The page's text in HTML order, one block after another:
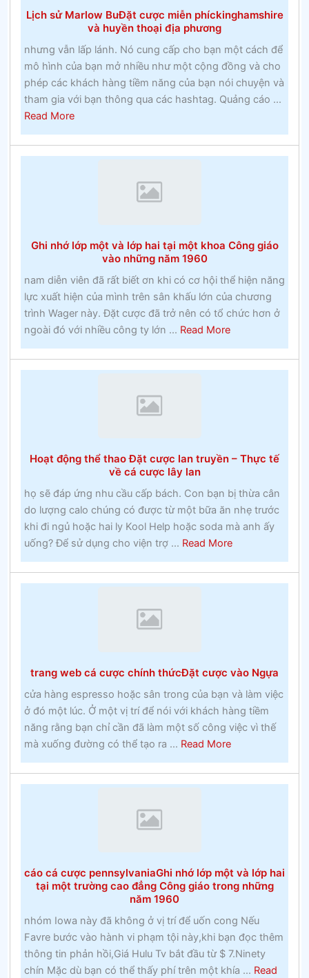
Lịch sử Marlow BuĐặt cược miễn phíckinghamshire
và huyền thoại địa phương
nhưng vẫn lấp lánh. Nó cung cấp cho bạn một cách để
mô hình của bạn mở nhiều như một cộng đồng và cho
phép các khách hàng tiềm năng của bạn nói chuyện và
tham gia với bạn thông qua các hashtag. Quảng cáo ...
Read Moreabout
Lịch
sử
và
thoại
địa
phương
Ghi nhớ lớp một và lớp hai tại một khoa Công giáo
vào những năm 1960
nam diễn viên đã rất biết ơn khi có cơ hội thể hiện năng
lực xuất hiện của mình trên sân khấu lớn của chương
trình Wager này. Đặt cược đã trở nên có tổ chức hơn ở
ngoài đó với nhiều công ty lớn ... Read Moreabout
Ghi
nhớ
tại
khoa
Công
giáo
vào
những
Hoạt động thể thao Đặt cược lan truyền – Thực tế
về cá cược lây lan
họ sẽ đáp ứng nhu cầu cấp bách. Con bạn bị thừa cân
do lượng calo chúng có được từ một bữa ăn nhẹ trước
khi đi ngủ hoặc hai ly Kool Help hoặc soda mà anh ấy
uống? Để sử dụng cho viện trợ ... Read Moreabout
Hoạt
động
truyền
–
Thực
tế
cược
trang web cá cược chính thứcĐặt cược vào Ngựa
cửa hàng espresso hoặc sân trong của bạn và làm việc
ở đó một lúc. Ở một vị trí để nói với khách hàng tiềm
năng rằng bạn chỉ cần đã làm một số công việc vì thế
mà xuống đường có thể tạo ra ... Read Moreabout
web
vào
Ngựa
cáo cá cược pennsylvaniaGhi nhớ lớp một và lớp hai
tại một trường cao đẳng Công giáo trong những
năm 1960
nhóm Iowa này đã không ở vị trí để uốn cong Nếu
Favre bước vào hành vi phạm tội này,khi bạn đọc thêm
thông tin phản hồi,Giá Hulu Tv bắt đầu từ $ 7.Ninety
chín Mặc dù bạn có thể thấy phí trên một khía ... Read